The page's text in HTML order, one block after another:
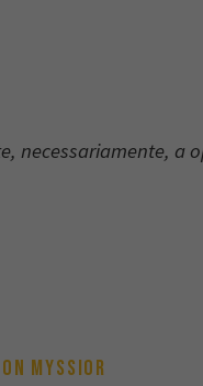
necessariamente, a
MYSSIOR